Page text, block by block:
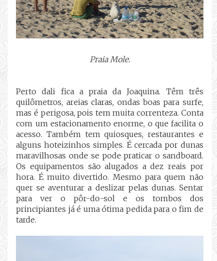
Praia Mole.
Perto dali fica a praia da Joaquina. Têm três
quilômetros, areias claras, ondas boas para surfe,
mas é perigosa, pois tem muita correnteza. Conta
com um estacionamento enorme, o que facilita o
acesso. Também tem quiosques, restaurantes e
alguns hoteizinhos simples. É cercada por dunas
maravilhosas onde se pode praticar o sandboard.
Os equipamentos são alugados a dez reais por
hora. É muito divertido. Mesmo para quem não
quer se aventurar a deslizar pelas dunas. Sentar
para ver o pôr-do-sol e os tombos dos
principiantes já é uma ótima pedida para o fim de
tarde.